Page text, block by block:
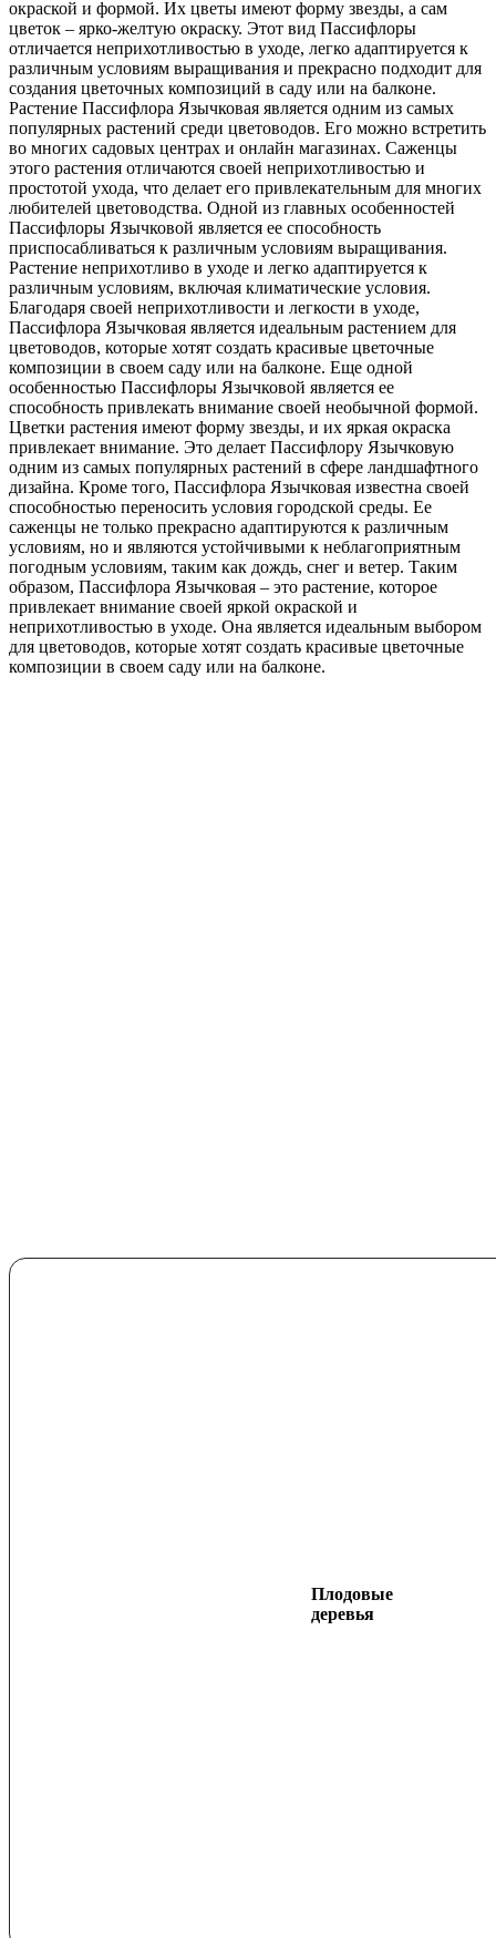
окраской и формой. Их цветы имеют форму звезды, а сам
цветок – ярко-желтую окраску. Этот вид Пассифлоры
отличается неприхотливостью в уходе, легко адаптируется к
различным условиям выращивания и прекрасно подходит для
создания цветочных композиций в саду или на балконе.
Растение Пассифлора Язычковая является одним из самых
популярных растений среди цветоводов. Его можно встретить
во многих садовых центрах и онлайн магазинах. Саженцы
этого растения отличаются своей неприхотливостью и
простотой ухода, что делает его привлекательным для многих
любителей цветоводства. Одной из главных особенностей
Пассифлоры Язычковой является ее способность
приспосабливаться к различным условиям выращивания.
Растение неприхотливо в уходе и легко адаптируется к
различным условиям, включая климатические условия.
Благодаря своей неприхотливости и легкости в уходе,
Пассифлора Язычковая является идеальным растением для
цветоводов, которые хотят создать красивые цветочные
композиции в своем саду или на балконе. Еще одной
особенностью Пассифлоры Язычковой является ее
способность привлекать внимание своей необычной формой.
Цветки растения имеют форму звезды, и их яркая окраска
привлекает внимание. Это делает Пассифлору Язычковую
одним из самых популярных растений в сфере ландшафтного
дизайна. Кроме того, Пассифлора Язычковая известна своей
способностью переносить условия городской среды. Ее
саженцы не только прекрасно адаптируются к различным
условиям, но и являются устойчивыми к неблагоприятным
погодным условиям, таким как дождь, снег и ветер. Таким
образом, Пассифлора Язычковая – это растение, которое
привлекает внимание своей яркой окраской и
неприхотливостью в уходе. Она является идеальным выбором
для цветоводов, которые хотят создать красивые цветочные
композиции в своем саду или на балконе.
Плодовые
деревья